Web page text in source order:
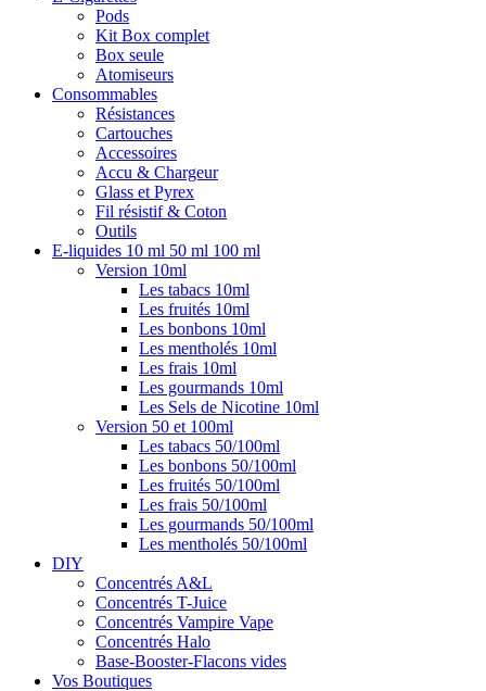
Pods
Kit Box complet
Box seule
Atomiseurs
Consommables
Résistances
Cartouches
Accessoires
Accu & Chargeur
Glass et Pyrex
Fil résistif & Coton
Outils
E-liquides 10 ml 50 ml 100 ml
Version 10ml
Les tabacs 10ml
Les fruités 10ml
Les bonbons 10ml
Les mentholés 10ml
Les frais 10ml
Les gourmands 10ml
Les Sels de Nicotine 10ml
Version 50 et 100ml
Les tabacs 50/100ml
Les bonbons 50/100ml
Les fruités 50/100ml
Les frais 50/100ml
Les gourmands 50/100ml
Les mentholés 50/100ml
DIY
Concentrés A&L
Concentrés T-Juice
Concentrés Vampire Vape
Concentrés Halo
Base-Booster-Flacons vides
Vos Boutiques